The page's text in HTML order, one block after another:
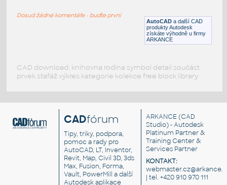
AutoCAD a další CAD
produkty Autodesk
získáte výhodně u firmy
ARKANCE
Dosud žádné komentáře - buďte první
CAD download: knihovna rodina symbol detail součást
prvek stafáž výkres kategorie kolekce free block library
CADfórum
Tipy, triky, podpora,
pomoc a rady pro
AutoCAD, LT, Inventor,
Revit, Map, Civil 3D, 3ds
Max, Fusion, Forma,
Vault, PowerMill a další
Autodesk aplikace
ARKANCE (CAD
Studio) - Autodesk
Platinum Partner &
Training Center &
Services Partner
KONTAKT:
| tel. +420 910 970 111